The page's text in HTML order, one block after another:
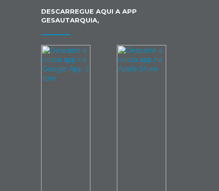
DESCARREGUE AQUI A APP
GESAUTARQUIA,